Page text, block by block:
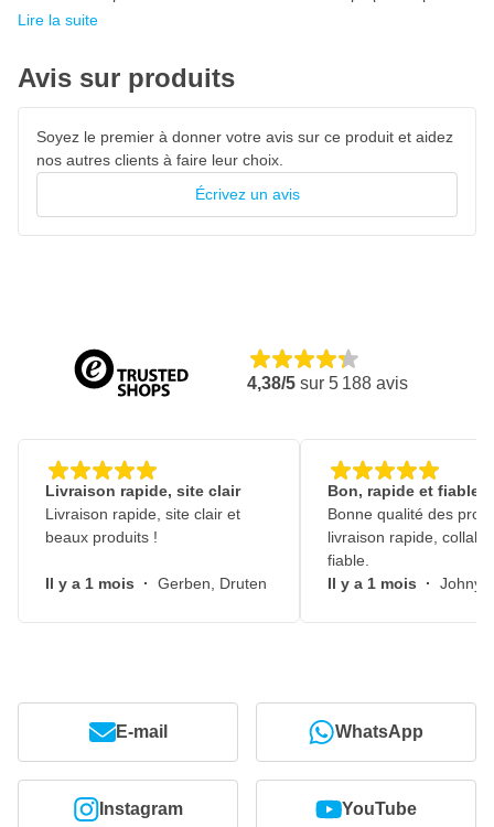
Distributeur pour le papier de masquage
Voulez-vous dérouler et distribuer le papier de masquage
de papier de masquage. Ce dispositif est apte au déroulement
facile et contrôlé du papier de masquage et le couper
Lire la suite
Avis sur produits
Soyez le premier à donner votre avis sur ce produit et aidez
nos autres clients à faire leur choix.
Écrivez un avis
4,38/5 sur 5 188 avis
Livraison rapide, site clair
Livraison rapide, site clair et
beaux produits !
Il y a 1 mois · Gerben, Druten
Bon, rapide et fiable
Bonne qualité des
livraison rapide,
fiable.
Il y a 1 mois · Johny,
E-mail WhatsApp
Instagram YouTube